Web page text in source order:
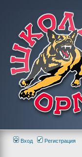
Вход Регистрация